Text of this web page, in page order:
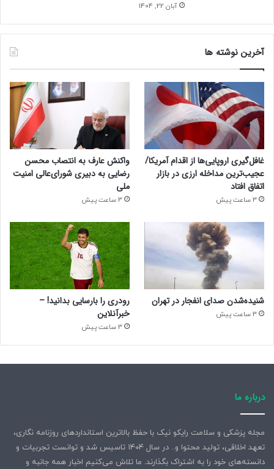
آبان 22, 1404
آخرین نوشته ها
غافل‌گیری اروپایی‌ها از اقدام آمریکا/
عجیب‌ترین مداخله ارزی در بازار
اتفاق افتاد
3 ساعت پیش
واکنش عارف به انتصاب محسن
رضایی به دبیری شورای‌عالی امنیت
ملی
3 ساعت پیش
شنیده‌شدن صدای انفجار در تهران
3 ساعت پیش
رودری را بارسایی بدانید! –
خبرآنلاین
3 ساعت پیش
درباره ما
مجله پزشکی و سلامت رایکو نیک با حفظ بالاترین استانداردهای روزنامه نگاری،
تعهد اخلاقی، تولید محتوا و.. در سال ۱۴۰۴ تاسیس شد و توانست تجربیات و
دانسته‌های خود را به اشتراک بگذارند. ما تلاش می‌کنیم اخبار همه جانبه و